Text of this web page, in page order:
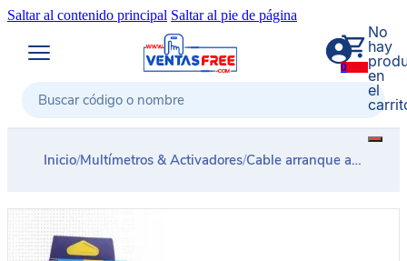
Saltar al contenido principal Saltar al pie de página
Buscar
0
No
hay
en
el
Inicio/Multímetros & Activadores/Cable arranque alimentador iBoot iPhone & Android WEMON S115